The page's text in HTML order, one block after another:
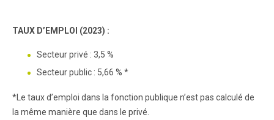
TAUX D’EMPLOI (2023) :
Secteur privé : 3,5 %
Secteur public : 5,66 % *
*Le taux d’emploi dans la fonction publique n’est pas calculé de
la même manière que dans le privé.